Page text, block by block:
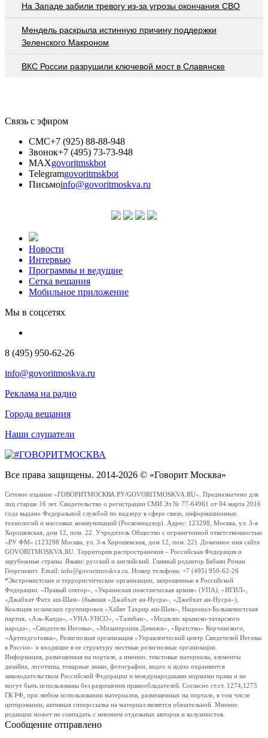
На Западе забили тревогу из-за угрозы окончания СВО
Мендель раскрыла истинную причину поддержки
Зеленского Макроном
ВКС России разрушили ключевой мост в Славянске
Связь с эфиром
СМС+7 (925) 88-88-948
Звонок+7 (495) 73-73-948
MAXgovoritmskbot
Telegramgovoritmskbot
Письмоinfo@govoritmoskva.ru
Новости
Интервью
Программы и ведущие
Сетка вещания
Мобильное приложение
Мы в соцсетях
8 (495) 950-62-26
info@govoritmoskva.ru
Реклама на радио
Города вещания
Наши слушатели
Все права защищены. 2014-2026 © «Говорит Москва»
Сетевое издание «ГОВОРИТМОСКВА.РУ/GOVORITMOSKVA.RU». Предназначено для
лиц старше 16 лет. Свидетельство о регистрации СМИ Эл № 77-64961 от 04 марта 2016
года выдано Федеральной службой по надзору в сфере связи, информационных
технологий и массовых коммуникаций (Роскомнадзор). Адрес: 123298, Москва, ул. 3-я
Хорошевская, дом 12, пом. 22. Учредитель Общество с ограниченной ответственностью
«РУ ФМ» (123298 Москва, ул. 3-я Хорошевская, дом 12, пом. 22). Доменное имя сайта
GOVORITMOSKVA.RU. Территория распространения – Российская Федерация и
зарубежные страны. Языки: русский и английский. Главный редактор Бабаян Роман
Георгиевич. Email: info@govoritmoskva.ru. Номер телефона: +7 (495) 950-62-26
*Экстремистские и террористические организации, запрещенные в Российской
Федерации: «Правый сектор», «Украинская повстанческая армия» (УПА), «ИГИЛ»,
«Джабхат Фатх аш-Шам» (бывшая «Джабхат ан-Нусра», «Джебхат ан-Нусра»),
Коалиция исламских группировок «Хайят Тахрир аш-Шам», Национал-Большевистская
партия, «Аль-Каида», «УНА-УНСО», «Талибан», «Меджлис крымско-татарского
народа», «Свидетели Иеговы», «Мизантропик Дивижн», «Братство» Корчинского,
«Артподготовка», Религиозная организация «Управленческий центр Свидетелей Иеговы
в России» и входящие в ее структуру местные религиозные организации.
Информация, размещенная на портале, а именно: текстовые материалы, элементы
дизайна, логотипы, товарные знаки, фотографии, видео и аудио охраняются
законодательством Российской Федерации и международными нормами права и не
могут быть использованы без разрешения правообладателей. Согласно ст.ст. 1274,1275
ГК РФ, при любом использовании материалов, размещенных на портале, в том числе
цитировании, активная гиперссылка на материал является обязательной. Мнение
редакции может не совпадать с мнением отдельных авторов и колумнистов.
Сообщение отправлено